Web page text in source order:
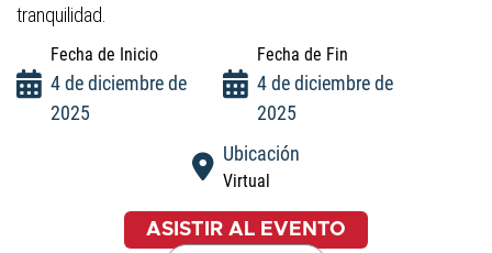
tranquilidad.
Fecha de Inicio
4 de diciembre de
2025
Fecha de Fin
4 de diciembre de
2025
Ubicación
Virtual
ASISTIR AL EVENTO